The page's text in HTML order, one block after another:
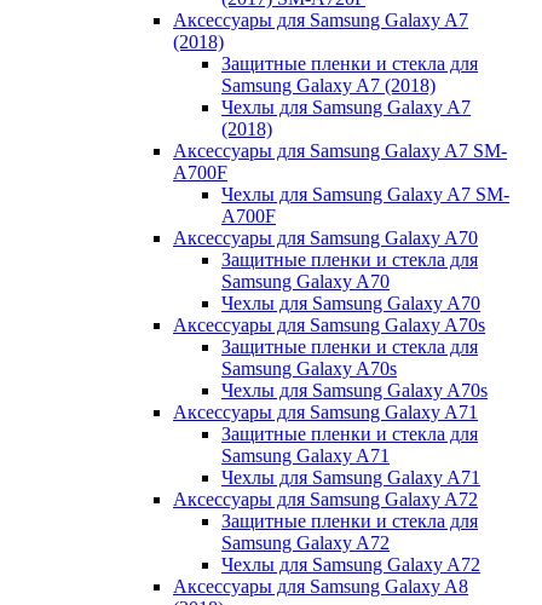
Аксессуары для Samsung Galaxy A7
(2018)
Защитные пленки и стекла для
Samsung Galaxy A7 (2018)
Чехлы для Samsung Galaxy A7
(2018)
Аксессуары для Samsung Galaxy A7 SM-
A700F
Чехлы для Samsung Galaxy A7 SM-
A700F
Аксессуары для Samsung Galaxy A70
Защитные пленки и стекла для
Samsung Galaxy A70
Чехлы для Samsung Galaxy A70
Аксессуары для Samsung Galaxy A70s
Защитные пленки и стекла для
Samsung Galaxy A70s
Чехлы для Samsung Galaxy A70s
Аксессуары для Samsung Galaxy A71
Защитные пленки и стекла для
Samsung Galaxy A71
Чехлы для Samsung Galaxy A71
Аксессуары для Samsung Galaxy A72
Защитные пленки и стекла для
Samsung Galaxy A72
Чехлы для Samsung Galaxy A72
Аксессуары для Samsung Galaxy A8